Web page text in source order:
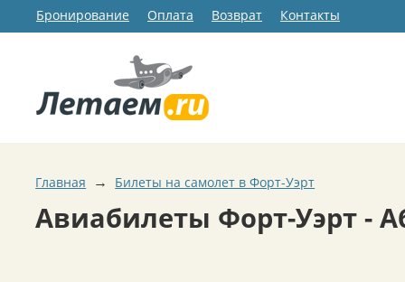
Бронирование Оплата Возврат Контакты
Главная → Билеты на самолет в Форт-Уэрт
Авиабилеты Форт-Уэрт -